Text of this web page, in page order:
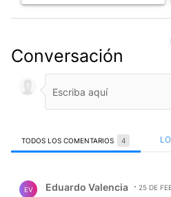
Conversación
TODOS LOS COMENTARIOS 4
EV Eduardo Valencia 25 DE